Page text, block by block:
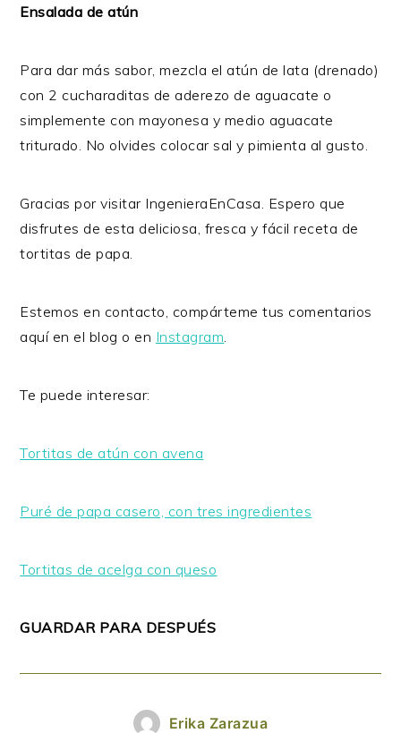
Ensalada de atún
Para dar más sabor, mezcla el atún de lata (drenado)
con 2 cucharaditas de aderezo de aguacate o
simplemente con mayonesa y medio aguacate
triturado. No olvides colocar sal y pimienta al gusto.
Gracias por visitar IngenieraEnCasa. Espero que
disfrutes de esta deliciosa, fresca y fácil receta de
tortitas de papa.
Estemos en contacto, compárteme tus comentarios
aquí en el blog o en Instagram
Te puede interesar:
Tortitas de atún con avena
Puré de papa casero, con tres ingredientes
Tortitas de acelga con queso
GUARDAR PARA DESPUÉS
Erika Zarazua